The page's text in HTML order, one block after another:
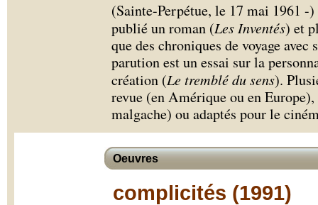
(Sainte-Perpétue, le 17 mai 1961
publié un roman (Les Inventés) et
que des chroniques de voyage
parution est un essai sur la
création (Le tremblé du sens).
revue (en Amérique ou en
malgache) ou adaptés pour le
Oeuvres
complicités (1991)